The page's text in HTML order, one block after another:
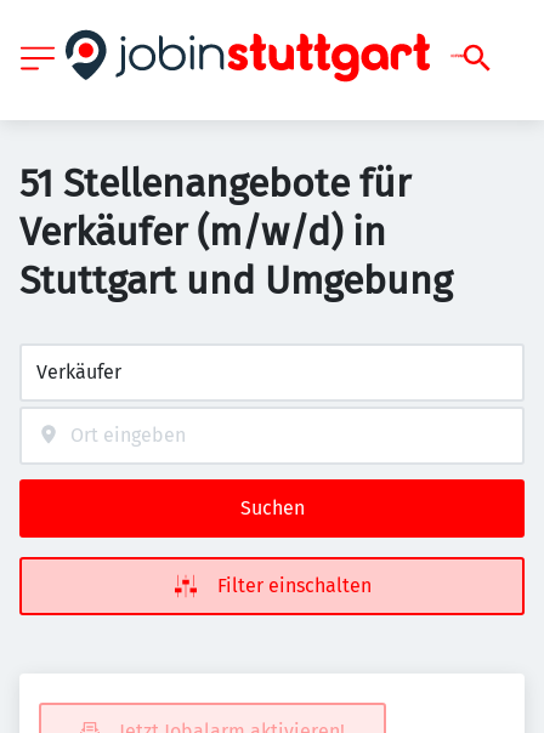
51 Stellenangebote für
Verkäufer (m/w/d) in
Stuttgart und Umgebung
Suchen
Filter einschalten